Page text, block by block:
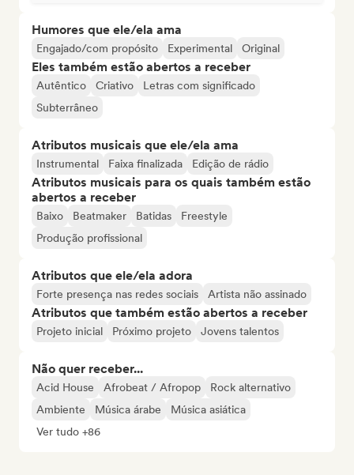
Humores que ele/ela ama
Engajado/com propósito Experimental Original
Eles também estão abertos a receber
Autêntico Criativo
Letras com significado
Subterrâneo
Atributos musicais que ele/ela ama
Instrumental Faixa finalizada Edição de rádio
Atributos musicais para os quais também estão
abertos a receber
Baixo Beatmaker Batidas
Freestyle
Produção profissional
Atributos que ele/ela adora
Forte presença nas redes sociais Artista não assinado
Atributos que também estão abertos a receber
Projeto inicial Próximo projeto Jovens talentos
Não quer receber...
Acid House Afrobeat / Afropop
Rock alternativo
Ambiente
Música árabe
Música asiática
Ver tudo +86